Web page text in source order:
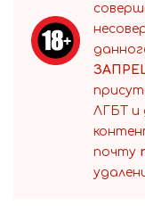
ЛГБТ и
почту